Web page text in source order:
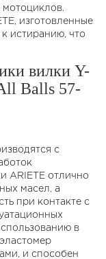
мотоциклов.
изготовленные
истиранию, что
вилки Y-
Balls 57-
с
ARIETE отлично
масел, а
при контакте с
в
и способен